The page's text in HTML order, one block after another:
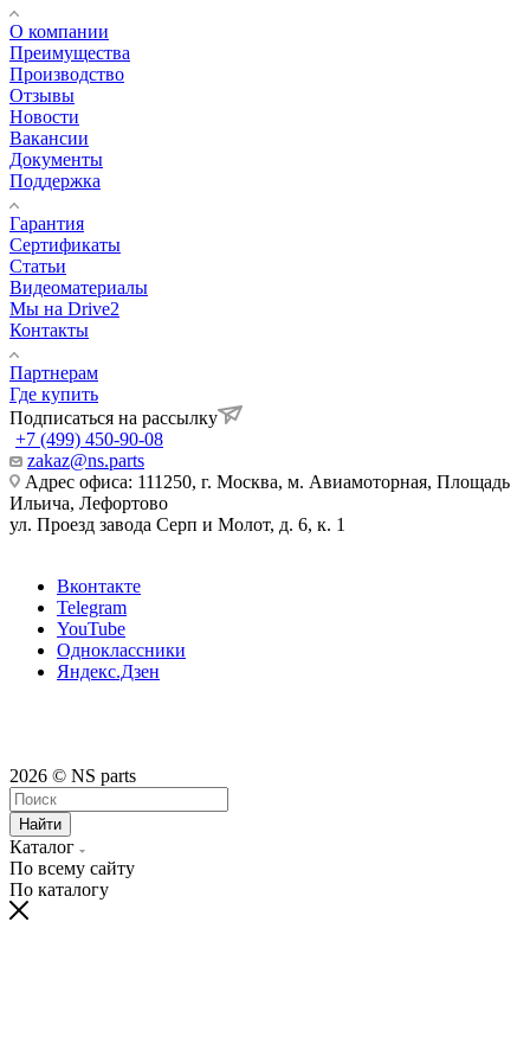
О компании
Преимущества
Производство
Отзывы
Новости
Вакансии
Документы
Поддержка
Гарантия
Сертификаты
Статьи
Видеоматериалы
Мы на Drive2
Контакты
Партнерам
Где купить
Подписаться на рассылку
+7 (499) 450-90-08
zakaz@ns.parts
Адрес офиса: 111250, г. Москва, м. Авиамоторная, Площадь
Ильича, Лефортово
ул. Проезд завода Серп и Молот, д. 6, к. 1
Вконтакте
Telegram
YouTube
Одноклассники
Яндекс.Дзен
2026 © NS parts
Найти
Каталог
По всему сайту
По каталогу